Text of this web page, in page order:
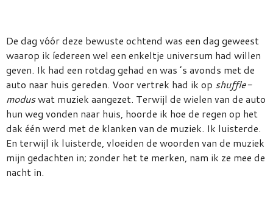
De dag vóór deze bewuste ochtend was een dag geweest
waarop ik íedereen wel een enkeltje universum had willen
geven. Ik had een rotdag gehad en was ’s avonds met de
auto naar huis gereden. Voor vertrek had ik op shuffle-
moduswat muziek aangezet. Terwijl de wielen van de auto
hun weg vonden naar huis, hoorde ik hoe de regen op het
dak één werd met de klanken van de muziek. Ik luisterde.
En terwijl ik luisterde, vloeiden de woorden van de muziek
mijn gedachten in; zonder het te merken, nam ik ze mee de
nacht in.